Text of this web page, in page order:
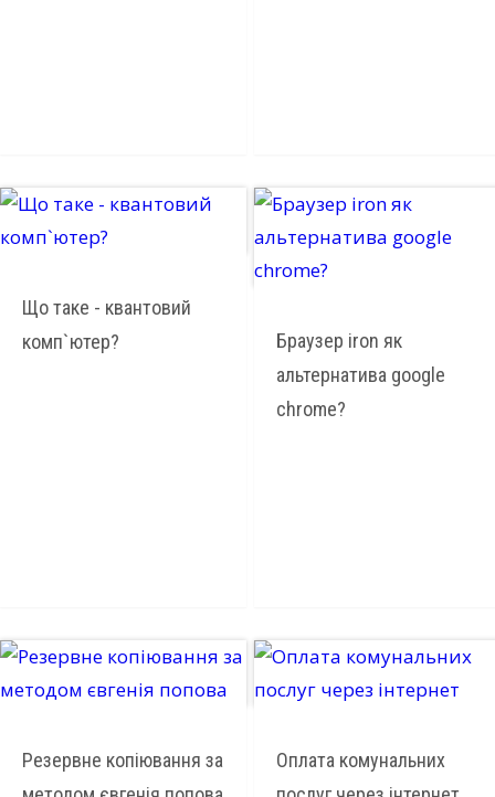
Що таке - квантовий
комп`ютер?
Браузер iron як
альтернатива google
chrome?
Резервне копіювання за
Оплата комунальних